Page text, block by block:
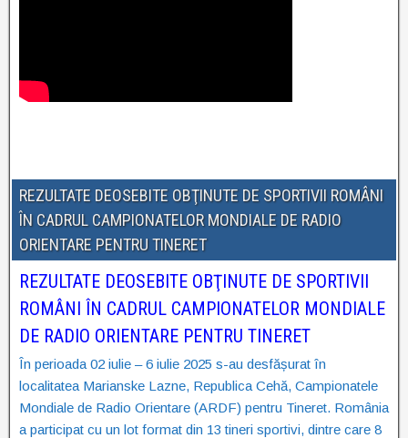
REZULTATE DEOSEBITE OBŢINUTE DE SPORTIVII ROMÂNI
ÎN CADRUL CAMPIONATELOR MONDIALE DE RADIO
ORIENTARE PENTRU TINERET
REZULTATE DEOSEBITE OBŢINUTE DE SPORTIVII
ROMÂNI ÎN CADRUL CAMPIONATELOR MONDIALE
DE RADIO ORIENTARE PENTRU TINERET
În perioada 02 iulie – 6 iulie 2025 s-au desfășurat în
localitatea Marianske Lazne, Republica Cehă, Campionatele
Mondiale de Radio Orientare (ARDF) pentru Tineret. România
a participat cu un lot format din 13 tineri sportivi, dintre care 8